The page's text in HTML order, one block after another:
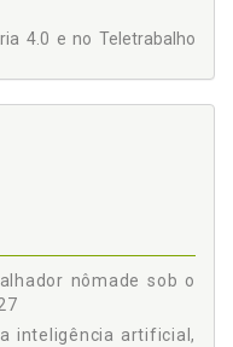
4.0 e no Teletrabalho
NÔMADE E O
AMBIENTE LABORAL
p. 127
nômade sob o
inteligência artificial,